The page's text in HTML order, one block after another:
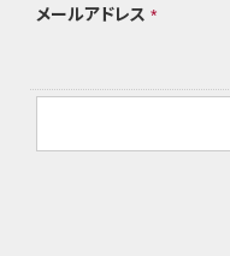
メールアドレス *